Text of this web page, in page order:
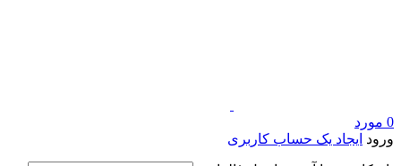
0 مورد
ورود ایجاد یک حساب کاربری